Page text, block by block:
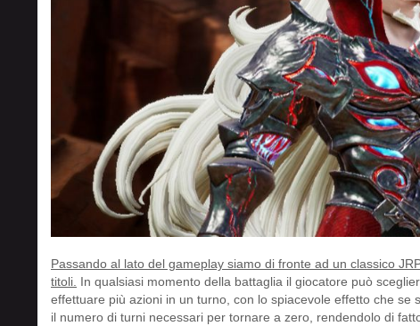
Passando al lato del gameplay siamo di fronte ad un classico
titoli. In qualsiasi momento della battaglia il giocatore può
effettuare più azioni in un turno, con lo spiacevole effetto che
il numero di turni necessari per tornare a zero, rendendolo di